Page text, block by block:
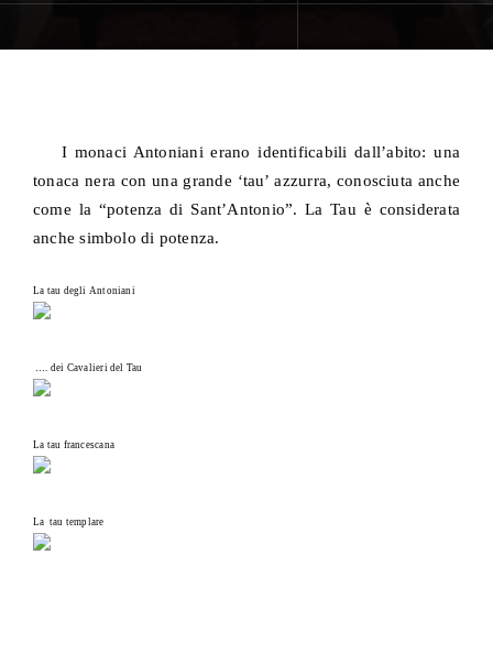
I monaci Antoniani erano identificabili dall’abito: una
tonaca nera con una grande ‘tau’ azzurra, conosciuta anche
come la “potenza di Sant’Antonio”. La Tau è considerata
anche simbolo di potenza.
La tau degli Antoniani
…. dei Cavalieri del Tau
La tau francescana
La tau templare